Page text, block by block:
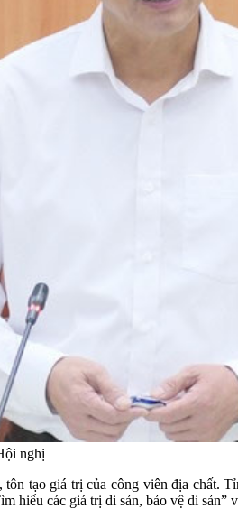
nghị
tạo giá trị của công viên địa chất.
hiểu các giá trị di sản, bảo vệ di sản”